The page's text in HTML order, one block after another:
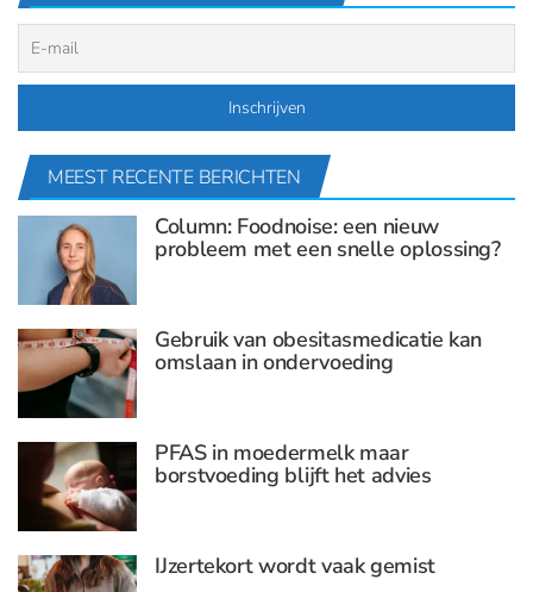
MEEST RECENTE BERICHTEN
Column: Foodnoise: een nieuw
probleem met een snelle oplossing?
Gebruik van obesitasmedicatie kan
omslaan in ondervoeding
PFAS in moedermelk maar
borstvoeding blijft het advies
IJzertekort wordt vaak gemist